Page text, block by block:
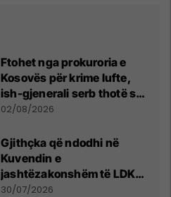
Ftohet nga prokuroria e
Kosovës për krime lufte,
ish-gjenerali serb thotë se
dikush e tradhtoi në
02/08/2026
Gjithçka që ndodhi në
Kuvendin e
jashtëzakonshëm të LDK-
së
30/07/2026